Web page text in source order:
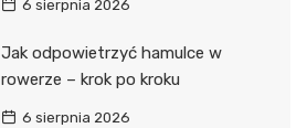
6 sierpnia 2026
Jak odpowietrzyć hamulce w
rowerze – krok po kroku
6 sierpnia 2026